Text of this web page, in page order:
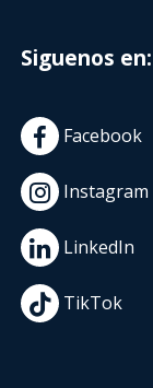
Siguenos en:
Facebook
Instagram
LinkedIn
TikTok